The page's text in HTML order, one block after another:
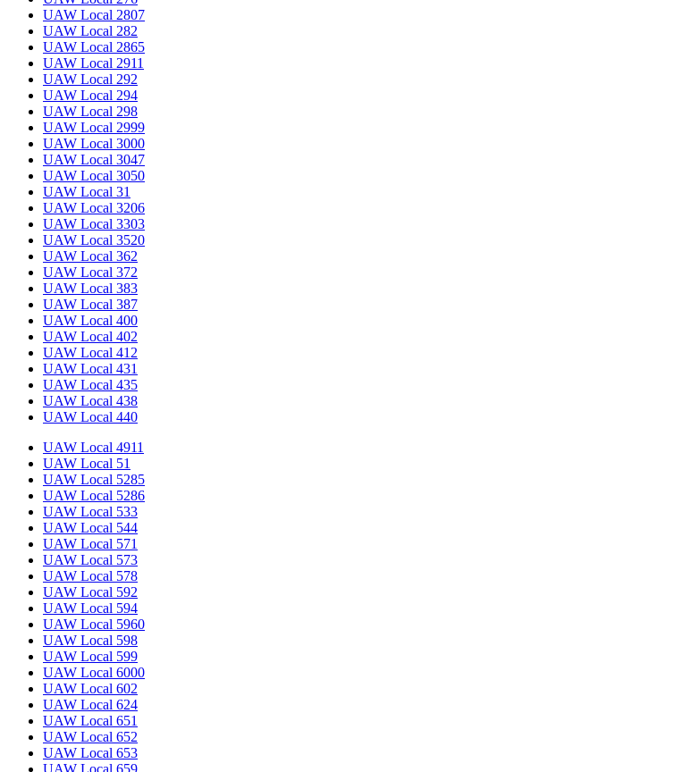
UAW Local 2807
UAW Local 282
UAW Local 2865
UAW Local 2911
UAW Local 292
UAW Local 294
UAW Local 298
UAW Local 2999
UAW Local 3000
UAW Local 3047
UAW Local 3050
UAW Local 31
UAW Local 3206
UAW Local 3303
UAW Local 3520
UAW Local 362
UAW Local 372
UAW Local 383
UAW Local 387
UAW Local 400
UAW Local 402
UAW Local 412
UAW Local 431
UAW Local 435
UAW Local 438
UAW Local 440
UAW Local 4911
UAW Local 51
UAW Local 5285
UAW Local 5286
UAW Local 533
UAW Local 544
UAW Local 571
UAW Local 573
UAW Local 578
UAW Local 592
UAW Local 594
UAW Local 5960
UAW Local 598
UAW Local 599
UAW Local 6000
UAW Local 602
UAW Local 624
UAW Local 651
UAW Local 652
UAW Local 653
UAW Local 659